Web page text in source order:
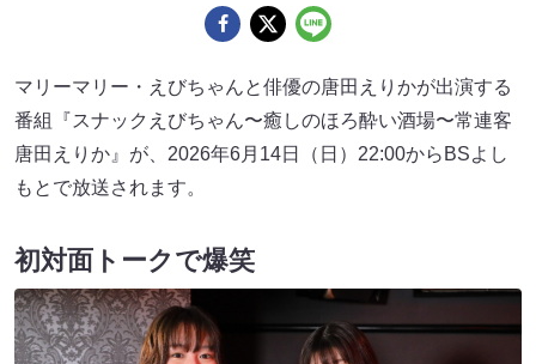
マリーマリー・えびちゃんと俳優の唐田えりかが出演する
番組『スナックえびちゃん〜癒しのほろ酔い酒場〜常連客
唐田えりか』が、2026年6月14日（日）22:00からBSよし
もとで放送されます。
初対面トークで爆笑